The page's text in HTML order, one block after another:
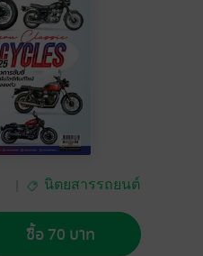
นิตยสารรถยนต์
ซื้อ 70 บาท